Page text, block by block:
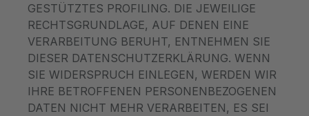
GESTÜTZTES PROFILING. DIE JEWEILIGE
RECHTSGRUNDLAGE, AUF DENEN EINE
VERARBEITUNG BERUHT, ENTNEHMEN SIE
DIESER DATENSCHUTZERKLÄRUNG. WENN
SIE WIDERSPRUCH EINLEGEN, WERDEN WIR
IHRE BETROFFENEN PERSONENBEZOGENEN
DATEN NICHT MEHR VERARBEITEN, ES SEI